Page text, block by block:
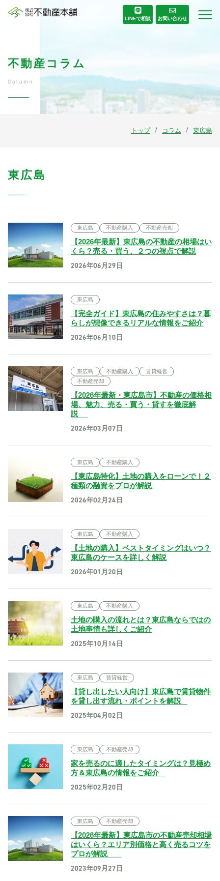
LINEで相談 お問い合わせ
不動産コラム
Column
トップ コラム 東広島
東広島
【2026年最新】東広島の不動産の相場はい
くら？売る・買う、２つの視点で解説
東広島 不動産購入 不動産売却
2026年06月29日
【完全ガイド】東広島の住みやすさは？暮
らしが想像できるリアルな情報をご紹介
東広島
2026年06月10日
【2026年最新・東広島市】不動産の価格相
場、魅力、売る・買う・貸すを徹底解
説
東広島 不動産購入
賃貸経営
不動産売却
2026年03月07日
【東広島特化】土地の購入をローンで！２
種類の融資をプロが解説
東広島 不動産購入
2026年02月24日
【土地の購入】ベストタイミングはいつ？
東広島のケースを詳しく解説
東広島 不動産購入
2026年01月20日
土地の購入の流れとは？東広島ならではの
土地事情も詳しくご紹介
東広島 不動産購入
2025年10月14日
【貸し出したい人向け】東広島で賃貸物件
を貸し出す流れ・ポイントを解説
東広島 賃貸経営
2025年04月02日
家を売るのに適したタイミングは？見極め
方＆東広島の情報をご紹介
東広島 不動産売却
2025年02月20日
【2026年最新】東広島市の不動産売却相場
はいくら？エリア別価格と高く売るコツを
プロが解説
東広島 不動産売却
2023年09月27日